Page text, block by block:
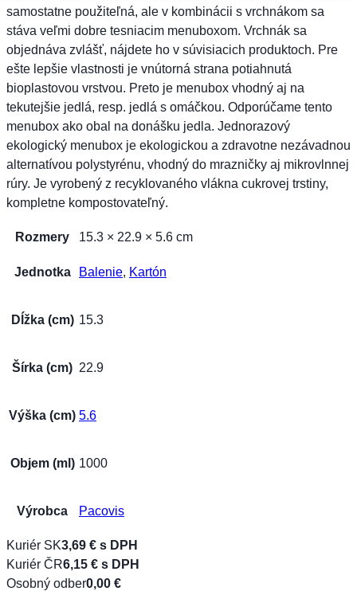
samostatne použiteľná, ale v kombinácii s vrchnákom sa
stáva veľmi dobre tesniacim menuboxom. Vrchnák sa
objednáva zvlášť, nájdete ho v súvisiacich produktoch. Pre
ešte lepšie vlastnosti je vnútorná strana potiahnutá
bioplastovou vrstvou. Preto je menubox vhodný aj na
tekutejšie jedlá, resp. jedlá s omáčkou. Odporúčame tento
menubox ako obal na donášku jedla. Jednorazový
ekologický menubox je ekologickou a zdravotne nezávadnou
alternatívou polystyrénu, vhodný do mrazničky aj mikrovlnnej
rúry. Je vyrobený z recyklovaného vlákna cukrovej trstiny,
kompletne kompostovateľný.
Rozmery 15.3 × 22.9 × 5.6 cm
Jednotka Balenie, Kartón
Dĺžka (cm) 15.3
Šírka (cm) 22.9
Výška (cm) 5.6
Objem (ml) 1000
Výrobca Pacovis
Kuriér SK3,69 € s DPH
Kuriér ČR6,15 € s DPH
Osobný odber0,00 €